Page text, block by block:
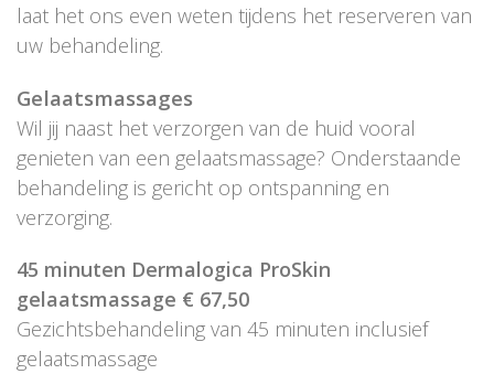
laat het ons even weten tijdens het reserveren van
uw behandeling.
Gelaatsmassages
Wil jij naast het verzorgen van de huid vooral
genieten van een gelaatsmassage? Onderstaande
behandeling is gericht op ontspanning en
verzorging.
45 minuten Dermalogica ProSkin
gelaatsmassage € 67,50
Gezichtsbehandeling van 45 minuten inclusief
gelaatsmassage